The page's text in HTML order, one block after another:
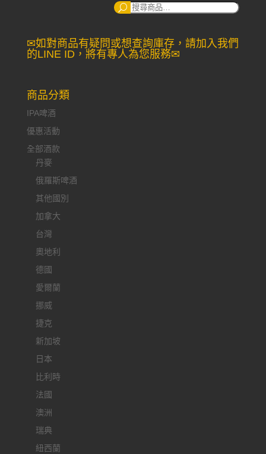
搜
✉如對商品有疑問或想查詢庫存，請加入我們
的LINE ID，將有專人為您服務✉
商品分類
IPA啤酒
優惠活動
全部酒款
丹麥
俄羅斯啤酒
其他國別
加拿大
台灣
奧地利
德國
愛爾蘭
挪威
捷克
新加坡
日本
比利時
法國
澳洲
瑞典
紐西蘭